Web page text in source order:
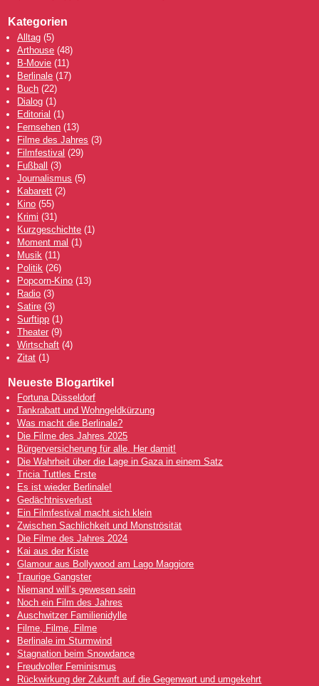
Kategorien
Alltag (5)
Arthouse (48)
B-Movie (11)
Berlinale (17)
Buch (22)
Dialog (1)
Editorial (1)
Fernsehen (13)
Filme des Jahres (3)
Filmfestival (29)
Fußball (3)
Journalismus (5)
Kabarett (2)
Kino (55)
Krimi (31)
Kurzgeschichte (1)
Moment mal (1)
Musik (11)
Politik (26)
Popcorn-Kino (13)
Radio (3)
Satire (3)
Surftipp (1)
Theater (9)
Wirtschaft (4)
Zitat (1)
Neueste Blogartikel
Fortuna Düsseldorf
Tankrabatt und Wohngeldkürzung
Was macht die Berlinale?
Die Filme des Jahres 2025
Bürgerversicherung für alle. Her damit!
Die Wahrheit über die Lage in Gaza in einem Satz
Tricia Tuttles Erste
Es ist wieder Berlinale!
Gedächtnisverlust
Ein Filmfestival macht sich klein
Zwischen Sachlichkeit und Monströsität
Die Filme des Jahres 2024
Kai aus der Kiste
Glamour aus Bollywood am Lago Maggiore
Traurige Gangster
Niemand will’s gewesen sein
Noch ein Film des Jahres
Auschwitzer Familienidylle
Filme, Filme, Filme
Berlinale im Sturmwind
Stagnation beim Snowdance
Freudvoller Feminismus
Rückwirkung der Zukunft auf die Gegenwart und umgekehrt